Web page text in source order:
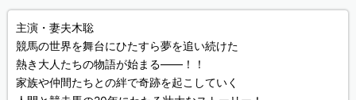
主演・妻夫木聡
競馬の世界を舞台にひたすら夢を追い続けた
熱き大人たちの物語が始まる――！！
家族や仲間たちとの絆で奇跡を起こしていく